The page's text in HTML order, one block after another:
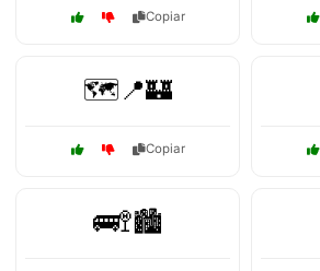
Copiar
🗺️📍🏰
Copiar
🚌🚏🏙️